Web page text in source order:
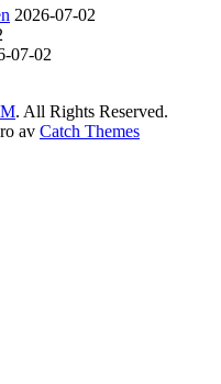
till ”Ritsch Ratsch på
under december.
/ Helen
2026-07-02
07-02
. All Rights Reserved.
av Catch Themes